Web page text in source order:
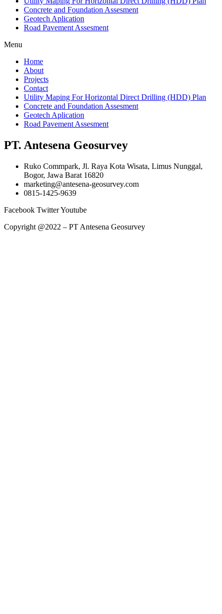
Concrete and Foundation Assesment
Geotech Aplication
Road Pavement Assesment
Menu
Home
About
Projects
Contact
Utility Maping For Horizontal Direct Drilling (HDD) Plan
Concrete and Foundation Assesment
Geotech Aplication
Road Pavement Assesment
PT. Antesena Geosurvey
Ruko Commpark, Jl. Raya Kota Wisata, Limus Nunggal,
Bogor, Jawa Barat 16820
marketing@antesena-geosurvey.com
0815-1425-9639
Facebook TwitterYoutube
Copyright @2022 – PT Antesena Geosurvey